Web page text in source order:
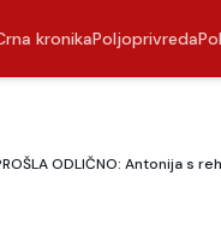
kronikaPoljoprivreda
ODLIČNO: Antonija s